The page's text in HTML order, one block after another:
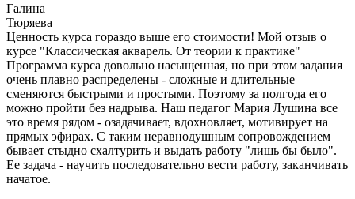
Галина
Тюряева
Ценность курса гораздо выше его стоимости! Мой отзыв о
курсе "Классическая акварель. От теории к практике"
Программа курса довольно насыщенная, но при этом задания
очень плавно распределены - сложные и длительные
сменяются быстрыми и простыми. Поэтому за полгода его
можно пройти без надрыва. Наш педагог Мария Лушина все
это время рядом - озадачивает, вдохновляет, мотивирует на
прямых эфирах. С таким неравнодушным сопровождением
бывает стыдно схалтурить и выдать работу "лишь бы было".
Ее задача - научить последовательно вести работу, заканчивать
начатое.